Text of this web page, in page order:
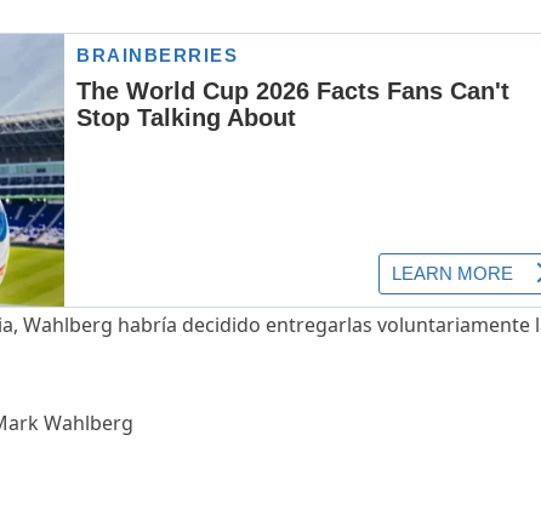
Wahlberg habría decidido entregarlas voluntariamente